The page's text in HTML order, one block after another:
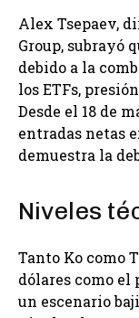
Alex Tsepaev,
Group, subrayó
debido a la
los ETFs,
Desde el 18 de
entradas netas
demuestra la
Niveles
Tanto Ko como
dólares como
un escenario